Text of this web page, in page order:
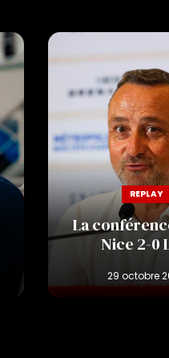
REPLAY
La
Nice 2-0